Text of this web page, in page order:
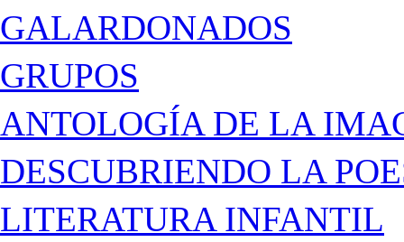
GALARDONADOS
GRUPOS
ANTOLOGÍA DE LA
DESCUBRIENDO LA
LITERATURA INFANTIL